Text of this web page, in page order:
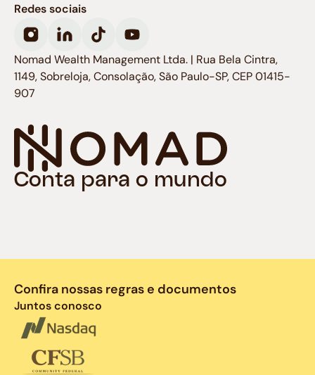
Conta para o mundo
Redes sociais
Nomad Wealth Management Ltda. | Rua Bela Cintra,
1149, Sobreloja, Consolação, São Paulo-SP, CEP 01415-
907
Confira nossas regras e documentos
Juntos conosco